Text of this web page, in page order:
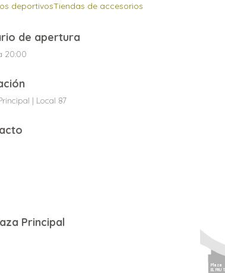
deportivosTiendas de accesorios
de apertura
20:00
| Local 87
Principal